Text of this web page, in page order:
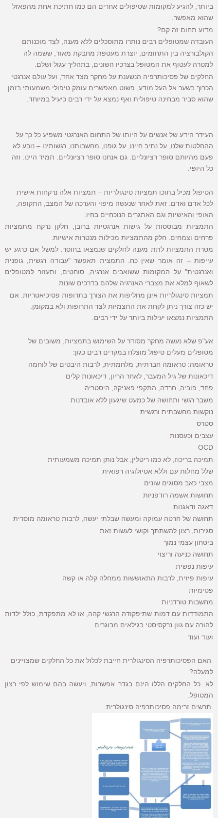
ביותר, להגיע למקומות שטיפולים אחרים הם כמו חתיכת אחת מהפאזל
שהוא מאפשר.
מדוע תחום זה קם?
העובדה שמטופלים רבים נותרו מתוסכלים ללא מענה, לצד מוכנותם
הקולבורציה בין התחומים, יוצרת מעטפת מחבקת מאוד, ששמה לה
למטרה לעטוף את המטופל בצרכיו השונים, בתהליך עגול ושלם.
החלקים של פסיכותרפיה הנשענת על מחקר מצד אחד, ועל עולם אנרגטי
הכרוך בשער אל העל מודע, פשוט מאפשרים עומק טיפולי משמעותי בזמן
שהוא סביר מבחינה טיפולית ואף נמצא על ידי רבים כיעיל במיוחד.
העידר הידע של אנשים על היותו של התחום האנרגטי משפיע כל כך על
ההחלטות שלנו, על נתיב חיינו, על גופנו, מחשבותנו, רגשותינו – נובע לא
פעם מהיותם סופר רציונליים. גם אנחנו סופר רציונליים. תמיד היינו. וזה
כל היופי.
הטיפול מכיל בתוכו תמציות סינגולריות – תמציות אלה נרקחות אישית
לכל אדם ואדם. זאת לאחר שנעשה מיפוי והערכה של המצב, התקופה,
האופי והאישיות וגם האתגרים הנוכחיים בחיו.
התמציות מבוססות על גישות אנרגטיות ברובן, חלקן נרקח מתמציות
פרחים וצמחים. חלק מהתמציות מכילות מנטרות אישיות.
מטרת התמציות לתת מענה לחלקים שנמצאו בחוסר. למשל אם כרגע יש
עייפות – זה אומר שאין כח. התמצית תאפשר "עבודה רגשית, גופנית
ואנרגטית" על המקומות ששואבים אנרגיה, סוחטים, ותעזור למטופלים
לשאוף למלא את מצברי האנרגיה שלהם בדרכים שונות.
תמציות סינגולריות אינן מחליפות את הצורך בתרופות פסיכיאטריות. אם
יש כזה צורך ניתן לקחת את התצמיות לצד התרופות ולא במקומן.
התמציות נמצאו יעילות ביותר על ידי רבים.
אע"פ שלא נעשה מחקר מסודר על השימוש בתמציות, משובים של
מטופלים מעלים טיפול מוצלח במקרים רבים כגון:
טראומה: טראומה חברתית, מלחמתית, לרבות היבטים של לוחמה
דיכאונות של גיל המעבר, לאחר הריון, דיכאונות קלים
פחד, פוביה, חרדה, התקפי פאניקה, היסטריה
משבר רגשי ותחושה של כמעט שיגעון ללא אובדנות
נוקשות מחשבתית ורגשית
סטרס
עצבים וכעסנות
OCD
תמיכה בריכוז, לא כמו ריטלין, אבל נותן תמיכה משמעותית
שלל מחלות עם וללא אטיולוגיה רפואית
מצבי כאב מסוגים שונים
תחושות אשמה רודפניות
דאגה ודאגנות
תחושה של חרטה עמוקה ומעשה שבלתי יעשה, לרבות טראומה מוסרית
סגירות, רצון להשתתך וקושי לעשות זאת
ביטחון עצמי נמוך
תחושה כניעה וריצוי
עיפות נפשית
עיפות פיזית, לרבות התאוששות ממחלה קלה או קשה
פסימיות
מחשבות טורדניות
התמודדות עם דמות שתיפקודה הרגשי קהה, או לא מתפקדת, כולל ילדות
להורה עם גוון נרקסיסטי בגילאים מבוגרים
ועוד ועוד
האם הפסיכותרפיה הסינגולרית חייבת לכלול את כל החלקים שמצויינים
למעלה?
לא. כל החלקים הללו הינם בגדר אפשרות, ויעשה בהם שימוש לפי רצון
המטופל.
תרשים זרימה פסיכותרפיה סינגולרית: